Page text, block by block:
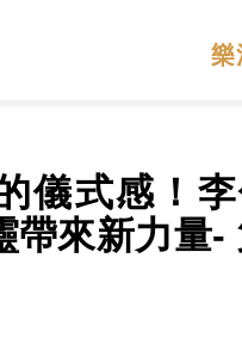
樂
儀式感！
帶來新力量-